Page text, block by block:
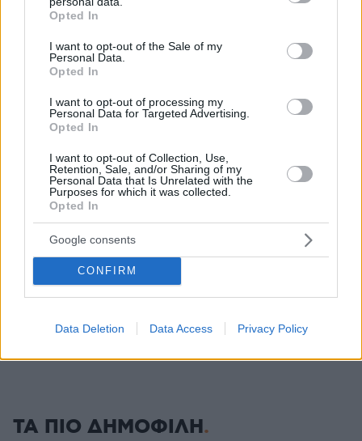
grant or deny consent to Google and its third-party tags to
use your data for below specified purposes in below Google
consent section.
Opted In
I want to opt-out of the Sale of my
Personal Data.
Opted In
I want to opt-out of processing my
Personal Data for Targeted Advertising.
Opted In
I want to opt-out of Collection, Use,
Retention, Sale, and/or Sharing of my
Personal Data that Is Unrelated with the
Purposes for which it was collected.
Opted In
Google consents
CONFIRM
Data Deletion Data Access Privacy Policy
Polpo: O Νίκος Κατσικάκης έφερε τη θάλασσα στη
λαχαναγορά τού Ρέντη
πριν 11 λεπτά
Η απόδραση της Αμαλίας Κωστοπούλου στο Κάπρι και η
βόλτα με σκάφος
πριν 14 λεπτά
Έκρηξη σε λεωφορείο σε πόλη κοντά στην Δαμασκό,
αναφορές για πολλούς νεκρούς και τραυματίες
Βοζίνια: Αλεξιπτωτιστής παρέδωσε την φανέλα της
Κόλο Κόλο στον διεθνή τερματοφύλακα της ομάδας της
Χιλής, βίντεο
πριν 17 λεπτά
Tο «άγνωστο» λιμάνι της Χίου με το νόστιμο φαγητό και
ΤΑ ΠΙΟ ΔΗΜΟΦΙΛΗ